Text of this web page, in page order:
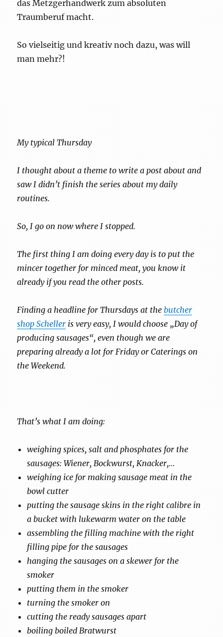
das Metzgerhandwerk zum absoluten
Traumberuf macht.
So vielseitig und kreativ noch dazu, was will
man mehr?!
My typical Thursday
I thought about a theme to write a post about and
saw I didn’t finish the series about my daily
routines.
So, I go on now where I stopped.
The first thing I am doing every day is to put the
mincer together for minced meat, you know it
already if you read the other posts.
Finding a headline for Thursdays at the butcher
shop Scheller is very easy, I would choose „Day of
producing sausages“, even though we are
preparing already a lot for Friday or Caterings on
the Weekend.
That’s what I am doing:
weighing spices, salt and phosphates for the
sausages: Wiener, Bockwurst, Knacker,…
weighing ice for making sausage meat in the
bowl cutter
putting the sausage skins in the right calibre in
a bucket with lukewarm water on the table
assembling the filling machine with the right
filling pipe for the sausages
hanging the sausages on a skewer for the
smoker
putting them in the smoker
turning the smoker on
cutting the ready sausages apart
boiling boiled Bratwurst